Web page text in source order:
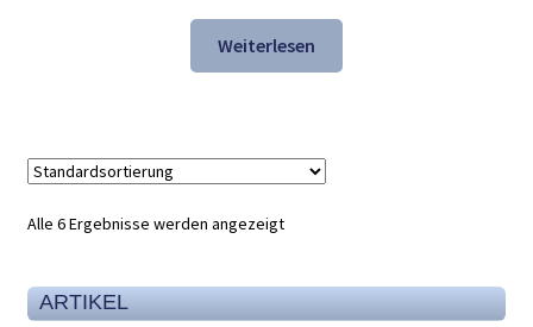
Preis
war:
147,69 €
Preis
118,98 €.
Weiterlesen
Alle 6 Ergebnisse werden angezeigt
ARTIKEL